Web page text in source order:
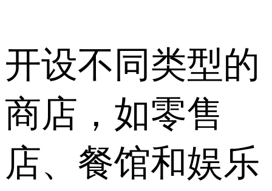
开设不同类型的
商店，如零售
店、餐馆和娱乐